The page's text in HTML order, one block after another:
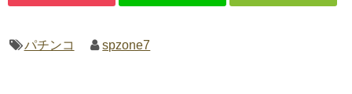
パチンコ spzone7